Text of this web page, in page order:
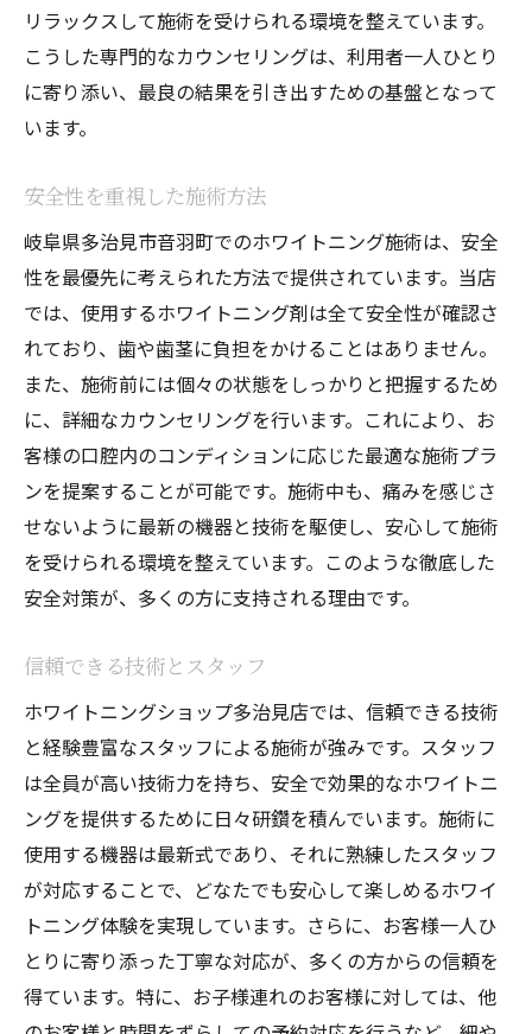
妊娠中の不安解消法
痛みのないホワイトニングが叶える笑顔の魅力
無痛施術の秘密
笑顔を取り戻した利用者の声
表情が変わるホワイトニング
お子様連れも安心のホワイトニングサロンとは
子連れ歓迎の理由
予約時の相談ポイント
親子で通いやすい環境
子供のための安心対応
家族全員で笑顔を目指す
お子様連れへの配慮と工夫
ト
地元ならではのサービス
最新技術がもたらす安心感
多くの選択肢から選べる利便性
高品質なケアの魅力
地元密着の信頼感
他店との差別化要素
地元で愛されるホワイトニングの秘密に迫る
長年の信頼と実績
常連客が多い理由
リラックスして施術を受けられる環境を整えています。
こうした専門的なカウンセリングは、利用者一人ひとり
に寄り添い、最良の結果を引き出すための基盤となって
います。
安全性を重視した施術方法
岐阜県多治見市音羽町でのホワイトニング施術は、安全
性を最優先に考えられた方法で提供されています。当店
では、使用するホワイトニング剤は全て安全性が確認さ
れており、歯や歯茎に負担をかけることはありません。
また、施術前には個々の状態をしっかりと把握するため
に、詳細なカウンセリングを行います。これにより、お
客様の口腔内のコンディションに応じた最適な施術プラ
ンを提案することが可能です。施術中も、痛みを感じさ
せないように最新の機器と技術を駆使し、安心して施術
を受けられる環境を整えています。このような徹底した
安全対策が、多くの方に支持される理由です。
信頼できる技術とスタッフ
ホワイトニングショップ多治見店では、信頼できる技術
と経験豊富なスタッフによる施術が強みです。スタッフ
は全員が高い技術力を持ち、安全で効果的なホワイトニ
ングを提供するために日々研鑽を積んでいます。施術に
使用する機器は最新式であり、それに熟練したスタッフ
が対応することで、どなたでも安心して楽しめるホワイ
トニング体験を実現しています。さらに、お客様一人ひ
とりに寄り添った丁寧な対応が、多くの方からの信頼を
得ています。特に、お子様連れのお客様に対しては、他